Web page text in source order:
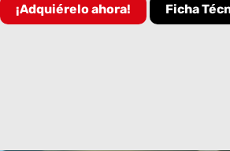
¡Adquiérelo ahora! Ficha